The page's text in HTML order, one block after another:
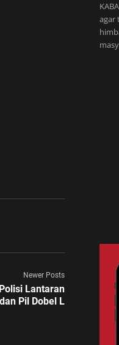
Newer Posts
Lantaran
Pil Dobel L
agar